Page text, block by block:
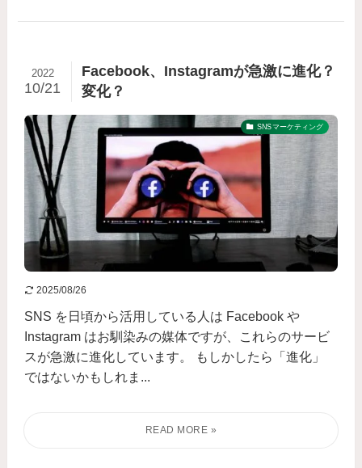
Facebook、Instagramが急激に進化？
変化？
2022
10/21
SNSマーケティング
2025/08/26
SNS を日頃から活用している人は Facebook や
Instagram はお馴染みの媒体ですが、これらのサービ
スが急激に進化しています。 もしかしたら「進化」
ではないかもしれま...